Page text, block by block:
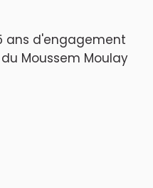
ans d'engagement
Moussem Moulay